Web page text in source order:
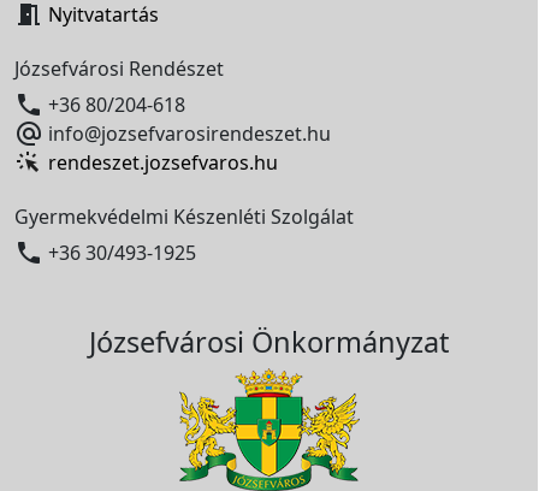
 Nyitvatartás
Józsefvárosi Rendészet
 +36 80/204-618
 info@jozsefvarosirendeszet.hu
rendeszet.jozsefvaros.hu
Gyermekvédelmi Készenléti Szolgálat
 +36 30/493-1925
Józsefvárosi Önkormányzat